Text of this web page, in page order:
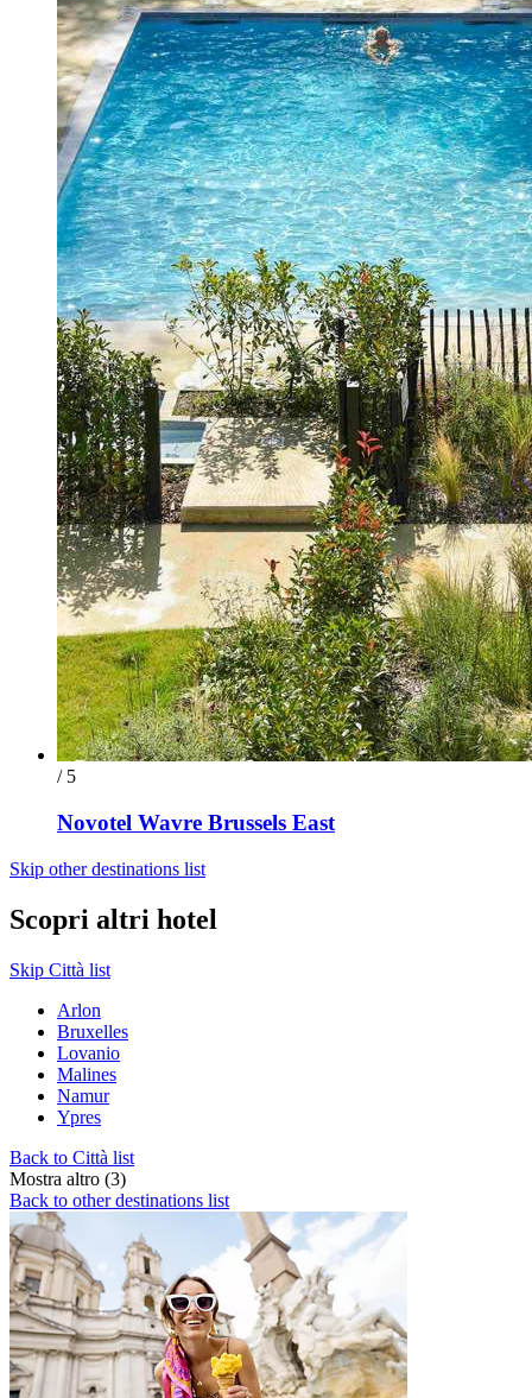
/ 5
Novotel Wavre Brussels East
Skip other destinations list
Scopri altri hotel
Skip Città list
Arlon
Bruxelles
Lovanio
Malines
Namur
Ypres
Back to Città list
Mostra altro (3)
Back to other destinations list